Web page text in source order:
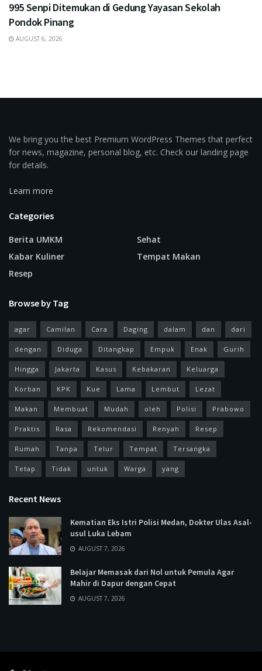
995 Senpi Ditemukan di Gedung Yayasan Sekolah
Pondok Pinang
AUGUST 6, 2026
We bring you the best Premium WordPress Themes that perfect
for news, magazine, personal blog, etc. Check our landing page
for details.
Learn more
Categories
Berita UMKM
Kabar Kuliner
Resep
Sehat
Tempat Makan
Browse by Tag
agar Camilan Cara Daging dalam dan dari
dengan Diduga Ditangkap Empuk Enak Gurih
Hingga Jakarta Kasus Kebakaran Keluarga
Korban KPK Kue Lama Lembut Lezat
Makan Membuat Mudah oleh Polisi Prabowo
Praktis Rasa Rekomendasi Renyah Resep
Rumah Tanpa Telur Tempat Tersangka
Tetap Tidak untuk Warga yang
Recent News
Kematian Eks Istri Polisi Medan, Dokter Ulas Asal-
usul Luka Lebam
AUGUST 7, 2026
Belajar Memasak dari Nol untuk Pemula Agar
Mahir di Dapur dengan Cepat
AUGUST 7, 2026